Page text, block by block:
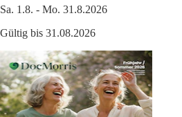
Sa. 1.8. - Mo. 31.8.2026
Gültig bis 31.08.2026